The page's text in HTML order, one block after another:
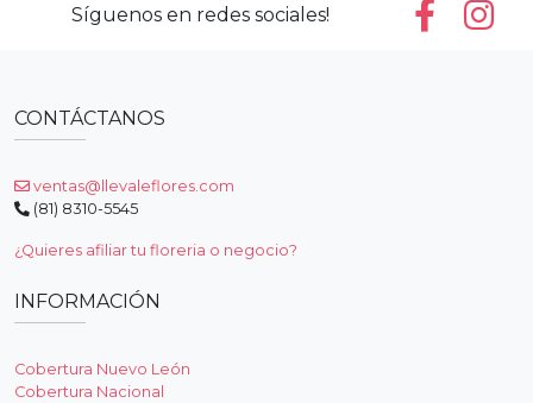
Síguenos en redes sociales!
CONTÁCTANOS
ventas@llevaleflores.com
(81) 8310-5545
¿Quieres afiliar tu floreria o negocio?
INFORMACIÓN
Cobertura Nuevo León
Cobertura Nacional